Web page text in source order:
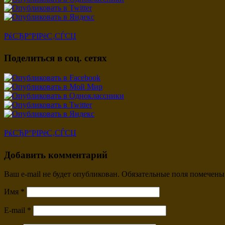
РќСЂР°РІРёС‚СЃСЏ
Поделиться в соц. сетях
РќСЂР°РІРёС‚СЃСЏ
Добавить комментарий
Ваш e-mail не будет опубликован. Обязательные поля
Имя *
E-mail *